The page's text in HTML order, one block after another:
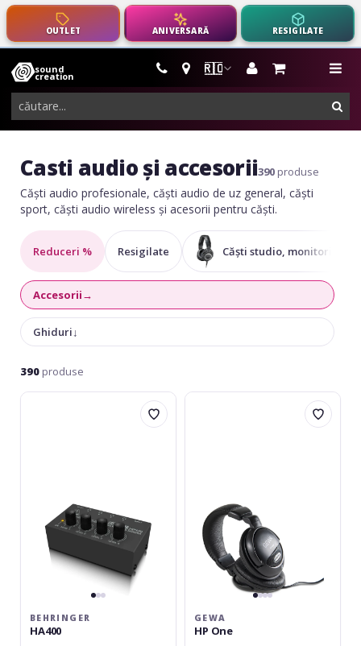
OUTLET ANIVERSARĂ RESIGILATE
🇷🇴
sound
creation
instrumente
muzicale,
echipamente
pro-
audio
Casti audio și accesorii390 produse
Căști audio profesionale, căști audio de uz general, căști
sport, căști audio wireless și acesorii pentru căști.
Reduceri % Resigilate Căști studio, monitorizare
Accesorii→
Ghiduri↓
390 produse
Behringer
BEHRINGER
HA400
Gewa
GEWA
HP One